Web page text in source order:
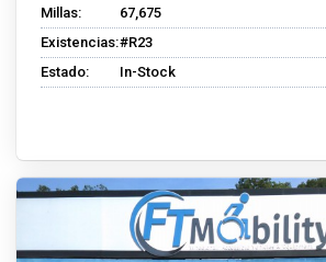
Millas:
67,675
Existencias:#R23
Estado:
In-Stock